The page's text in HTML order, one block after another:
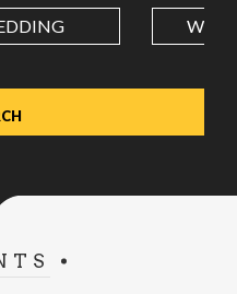
(.) as decimal separator.